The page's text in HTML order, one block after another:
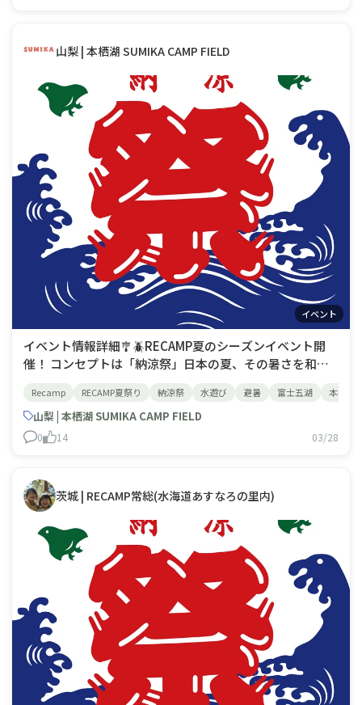
山梨 | 本栖湖 SUMIKA CAMP FIELD
イベント
イベント情報詳細🎐🪲RECAMP夏のシーズンイベント開
催！ コンセプトは「納涼祭」日本の夏、その暑さを和ら
しい場所で過ごすだけでなく季節の美を感じる瞬間(涼を
嗜む)として受け継がれ、大切にされています。伝わる風
習と、豊かな自然とのふれあい(五感)を
Recamp RECAMP夏祭り 納涼祭 水遊び 避暑 富士五湖 本栖湖
山梨 | 本栖湖 SUMIKA CAMP FIELD
0 14 03/28
茨城 | RECAMP常総(水海道あすなろの里内)